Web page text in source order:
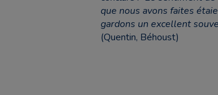
que nous avons faites
gardons un excellent
(Quentin, Béhoust)